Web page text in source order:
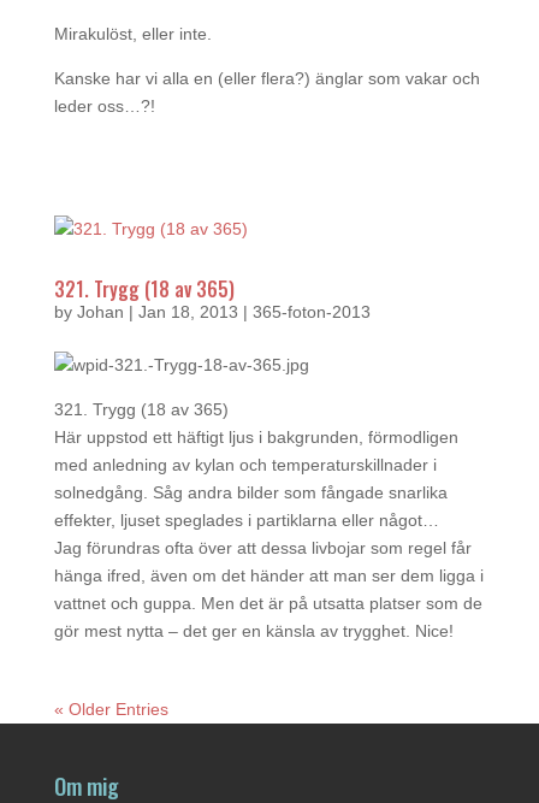
Mirakulöst, eller inte.
Kanske har vi alla en (eller flera?) änglar som vakar och
leder oss…?!
321. Trygg (18 av 365)
by Johan | Jan 18, 2013 | 365-foton-2013
321. Trygg (18 av 365)
Här uppstod ett häftigt ljus i bakgrunden, förmodligen
med anledning av kylan och temperaturskillnader i
solnedgång. Såg andra bilder som fångade snarlika
effekter, ljuset speglades i partiklarna eller något…
Jag förundras ofta över att dessa livbojar som regel får
hänga ifred, även om det händer att man ser dem ligga i
vattnet och guppa. Men det är på utsatta platser som de
gör mest nytta – det ger en känsla av trygghet. Nice!
« Older Entries
Om mig